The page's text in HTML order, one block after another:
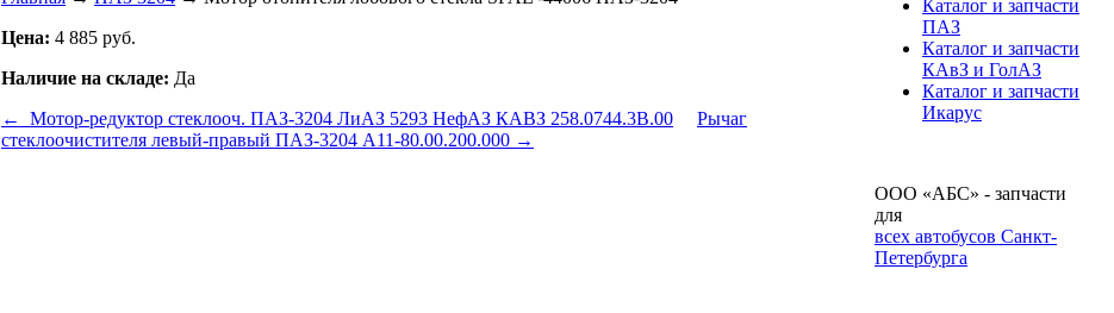
Цена: 4 885 руб.
Наличие на складе: Да
← Мотор-редуктор стеклооч. ПАЗ-3204 ЛиАЗ 5293 НефАЗ КАВЗ 258.0744.3B.00
Рычаг
стеклоочистителя левый-правый ПАЗ-3204 А11-80.00.200.000 →
Каталог и запчасти
ПАЗ
Каталог и запчасти
КАвЗ и ГолАЗ
Каталог и запчасти
Икарус
ООО «АБС» - запчасти
для
всех автобусов Санкт-
Петербурга